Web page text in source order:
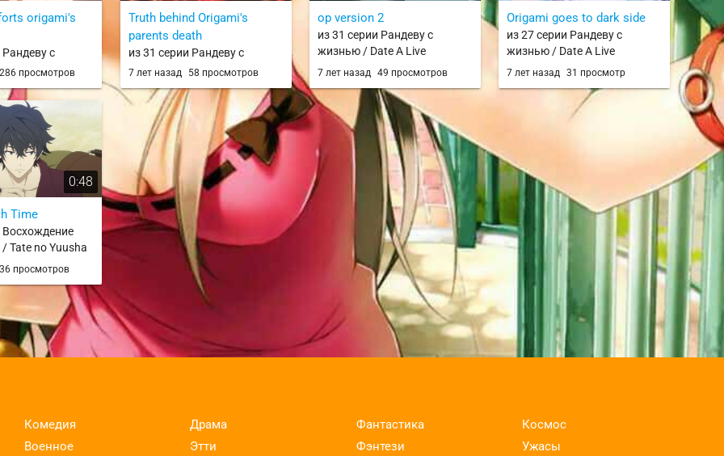
origami's
Рандеву с
A Live
286 просмотров
Truth behind Origami's
parents death
из 31 серии Рандеву с
жизнью / Date A Live
7 лет назад 58 просмотров
op version 2
из 31 серии Рандеву с
жизнью / Date A Live
7 лет назад 49 просмотров
Origami goes to dark side
из 27 серии Рандеву с
жизнью / Date A Live
7 лет назад 31 просмотр
0:48
Time
Восхождение
Tate no Yuusha
36 просмотров
Комедия Драма Фантастика
Космос
Военное Этти Фэнтези Ужасы